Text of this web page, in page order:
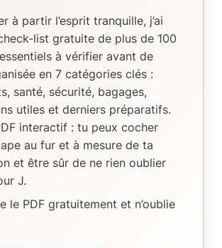
à partir l’esprit tranquille, j’ai
list gratuite de plus de 100
à vérifier avant de
en 7 catégories clés:
santé, sécurité, bagages,
utiles et derniers préparatifs.
interactif: tu peux cocher
au fur et à mesure de ta
et être sûr de ne rien oublier
J.
le PDF gratuitement et n’oublie